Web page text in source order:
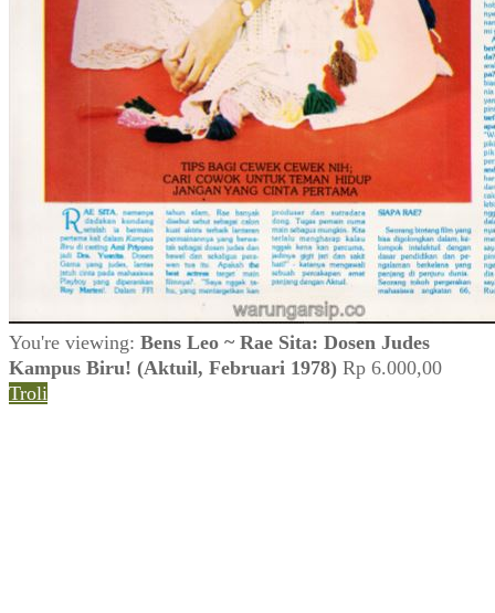
You're viewing: Bens Leo ~ Rae Sita: Dosen Judes
Kampus Biru! (Aktuil, Februari 1978) Rp 6.000,00
Troli